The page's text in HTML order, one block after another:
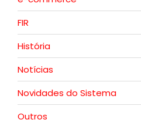
FIR
História
Notícias
Novidades do Sistema
Outros